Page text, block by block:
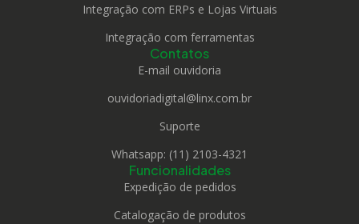
Integração com ERPs e Lojas Virtuais
Integração com ferramentas
Contatos
E-mail ouvidoria
ouvidoriadigital@linx.com.br
Suporte
Whatsapp: (11) 2103-4321
Funcionalidades
Expedição de pedidos
Catalogação de produtos